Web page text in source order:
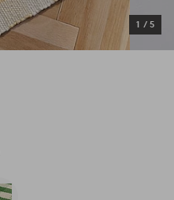
1 / 5